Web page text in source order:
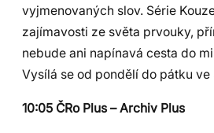
vyjmenovaných slov. Série
zajímavosti ze světa prvouky,
nebude ani napínavá cesta do
Vysílá se od pondělí do pátku ve
10:05 ČRo Plus – Archiv Plus